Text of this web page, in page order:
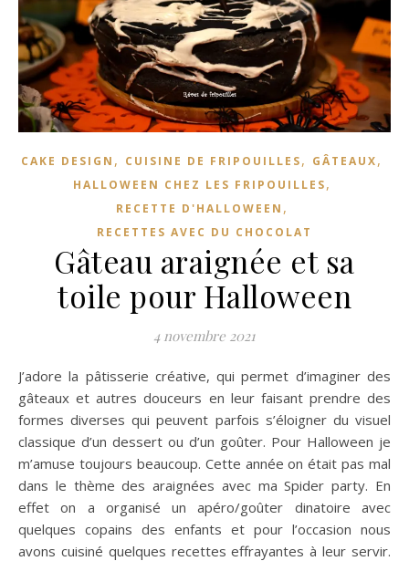
CAKE DESIGN , CUISINE DE FRIPOUILLES, GÂTEAUX,
HALLOWEEN CHEZ LES FRIPOUILLES,
RECETTE D'HALLOWEEN ,
RECETTES AVEC DU CHOCOLAT
Gâteau araignée et sa
toile pour Halloween
4 novembre 2021
J’adore la pâtisserie créative, qui permet d’imaginer des
gâteaux et autres douceurs en leur faisant prendre des
formes diverses qui peuvent parfois s’éloigner du visuel
classique d’un dessert ou d’un goûter. Pour Halloween je
m’amuse toujours beaucoup. Cette année on était pas mal
dans le thème des araignées avec ma Spider party. En
effet on a organisé un apéro/goûter dinatoire avec
quelques copains des enfants et pour l’occasion nous
avons cuisiné quelques recettes effrayantes à leur servir.